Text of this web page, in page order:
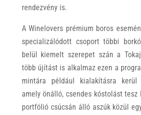
rendezvény is.
A Winelovers prémium boros
specializálódott csoport többi
belül kiemelt szerepet szán a
több újítást is alkalmaz ezen a
mintára például kialakításra
amely önálló, csendes kóstolást
portfólió csúcsán álló aszúk közül